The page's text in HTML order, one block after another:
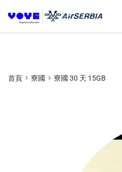
首頁 寮國 寮國 30 天 15GB